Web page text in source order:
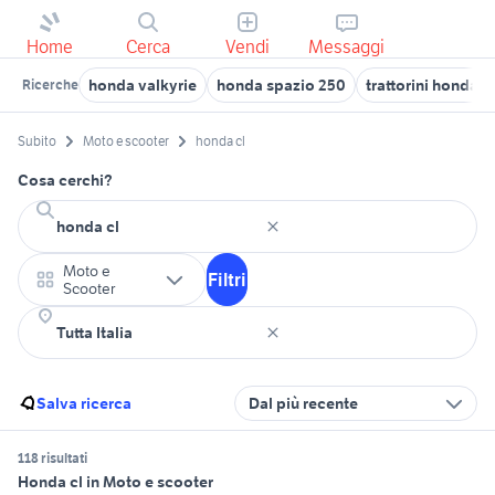
Home Cerca Vendi Messaggi
Ricerche honda valkyrie honda spazio 250 trattorini honda
Subito Moto e scooter honda cl
Cosa cerchi?
Moto e
Scooter
Filtri
Salva ricerca Dal più recente
118 risultati
Honda cl in Moto e scooter